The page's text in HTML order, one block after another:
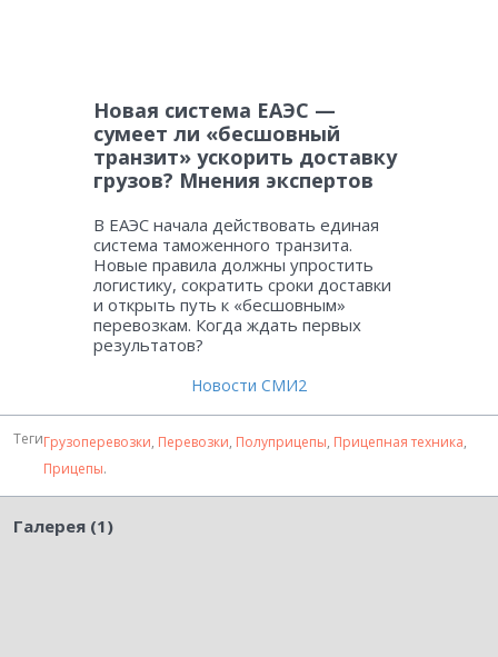
Новая система ЕАЭС —
сумеет ли «бесшовный
транзит» ускорить доставку
грузов? Мнения экспертов
В ЕАЭС начала действовать единая
система таможенного транзита.
Новые правила должны упростить
логистику, сократить сроки доставки
и открыть путь к «бесшовным»
перевозкам. Когда ждать первых
результатов?
Новости СМИ2
ТегиГрузоперевозки, Перевозки, Полуприцепы, Прицепная техника,
Прицепы.
Галерея (1)